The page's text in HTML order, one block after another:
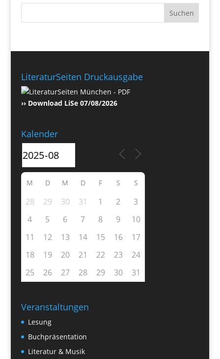
LiteraturSeiten Druckausgabe
›› Download LiSe 07/08/2026
Kalender
M D M D F S S
28 29 30 31 1 2
3
4
5 6 7 8 9
10
11
12 13 14 15 16
17
18
19 20 21 22 23
24
25
26 27 28 29 30 31
Veranstaltungen
Lesung
Buchpräsentation
Literatur & Musik